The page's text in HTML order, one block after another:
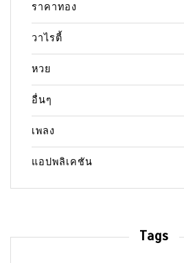
ราคาทอง
วาไรตี้
หวย
อื่นๆ
เพลง
แอปพลิเคชัน
Tags